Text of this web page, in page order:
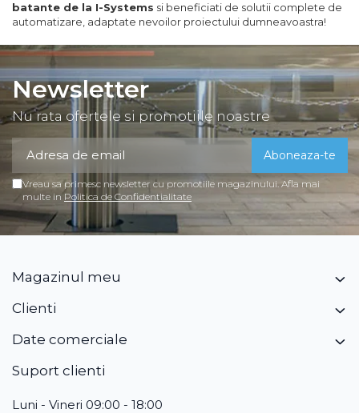
batante de la I-Systems si beneficiati de solutii complete de
automatizare, adaptate nevoilor proiectului dumneavoastra!
Newsletter
Nu rata ofertele si promotiile noastre
Vreau sa primesc newsletter cu promotiile magazinului. Afla mai
multe in Politica de Confidentialitate
Magazinul meu
Clienti
Date comerciale
Suport clienti
Luni - Vineri 09:00 - 18:00